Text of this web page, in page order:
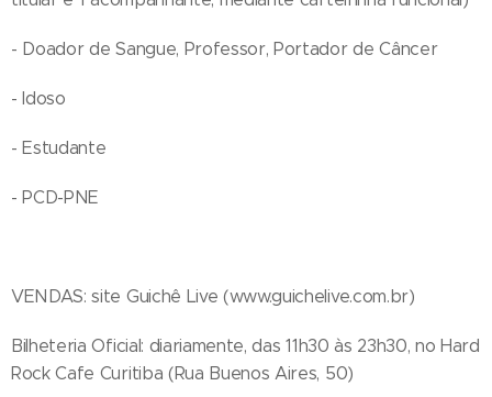
- Doador de Sangue, Professor, Portador de Câncer
- Idoso
- Estudante
- PCD-PNE
VENDAS: site Guichê Live (www.guichelive.com.br)
Bilheteria Oficial: diariamente, das 11h30 às 23h30, no Hard
Rock Cafe Curitiba (Rua Buenos Aires, 50)